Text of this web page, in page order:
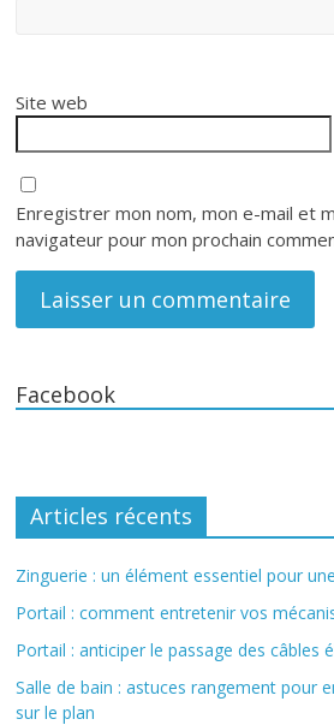
Site web
Enregistrer mon nom, mon e-mail et
navigateur pour mon prochain
Facebook
Articles récents
Zinguerie : un élément essentiel pour
Portail : comment entretenir vos
Portail : anticiper le passage des câbles
Salle de bain : astuces rangement pour
sur le plan